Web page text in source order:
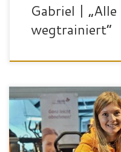
Gabriel | „Alle
wegtrainiert“
Ich bin Tobias, 46 Jahre alt
Am besten gefallen mir im